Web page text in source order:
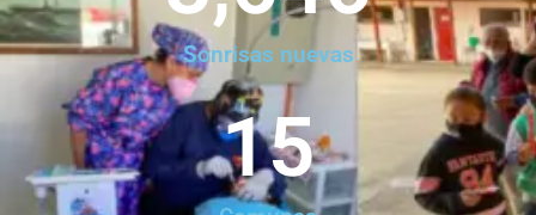
Sonrisas nuevas
15